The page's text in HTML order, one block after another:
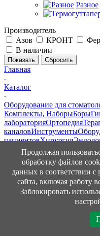
Разное
Производитель
Азов
КРОНТ
В наличии
Сбросить
Главная
-
Каталог
-
Оборудование для
Комплекты, НаборыБоры
лабораторияОртопедия
каналовИнструменты
пациентовХирургия
Оборудование для
РазноеМатрасы, чехлы на
системыАксессуары,
системыМебель
микромоторы
Профилактика
Облучатели-
Продолжая
обработку файлов
данных в соответствии с
сайта, включая работу
Заблокировать